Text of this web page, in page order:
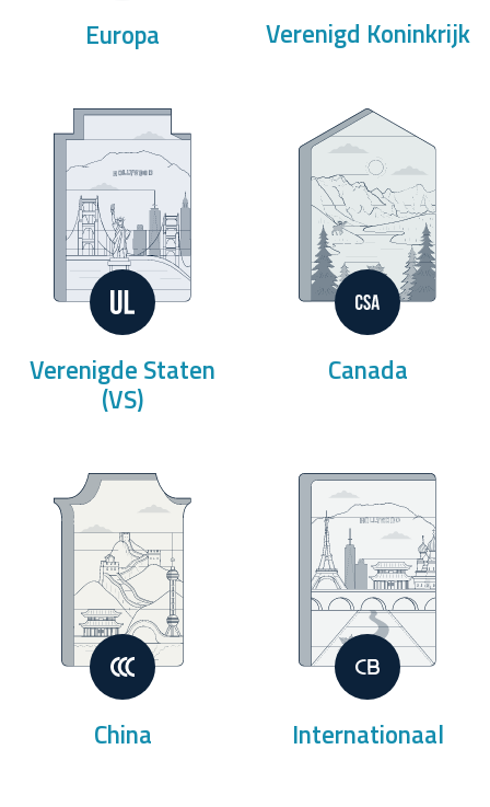
Europa Verenigd Koninkrijk
Verenigde Staten
(VS)
Canada
China Internationaal